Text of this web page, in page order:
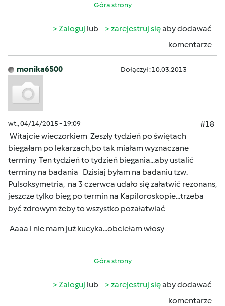
Góra strony
Zaloguj lub zarejestruj sięaby dodawać
komentarze
monika6500 Dołączył : 10.03.2013
wt., 04/14/2015 - 19:09
#18
Witajcie wieczorkiem Zeszły tydzień po świętach
biegałam po lekarzach,bo tak miałam wyznaczane
terminy Ten tydzień to tydzień biegania...aby ustalić
terminy na badania Dzisiaj byłam na badaniu tzw.
Pulsoksymetria, na 3 czerwca udało się załatwić rezonans,
jeszcze tylko bieg po termin na Kapiloroskopie...trzeba
być zdrowym żeby to wszystko pozałatwiać
Aaaa i nie mam już kucyka...obciełam włosy
Góra strony
Zaloguj lub zarejestruj sięaby dodawać
komentarze